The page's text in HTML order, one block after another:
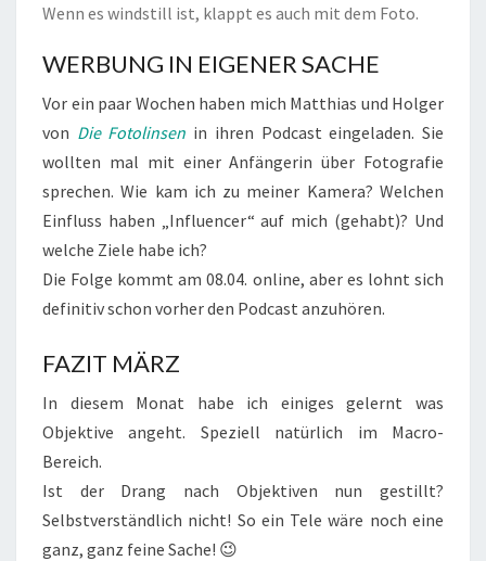
Wenn es windstill ist, klappt es auch mit dem Foto.
WERBUNG IN EIGENER SACHE
Vor ein paar Wochen haben mich Matthias und Holger
von Die Fotolinsen in ihren Podcast eingeladen. Sie
wollten mal mit einer Anfängerin über Fotografie
sprechen. Wie kam ich zu meiner Kamera? Welchen
Einfluss haben „Influencer“ auf mich (gehabt)? Und
welche Ziele habe ich?
Die Folge kommt am 08.04. online, aber es lohnt sich
definitiv schon vorher den Podcast anzuhören.
FAZIT MÄRZ
In diesem Monat habe ich einiges gelernt was
Objektive angeht. Speziell natürlich im Macro-
Bereich.
Ist der Drang nach Objektiven nun gestillt?
Selbstverständlich nicht! So ein Tele wäre noch eine
ganz, ganz feine Sache! 😉